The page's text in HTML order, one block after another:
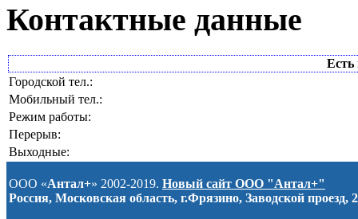
Контактные данные
Есть
Городской тел.:
Мобильный тел.:
Режим работы:
Перерыв:
Выходные:
ООО «Антал+» 2002-2019. Новый сайт ООО "Антал+"
Россия, Московская область, г.Фрязино, Заводской проезд, 2